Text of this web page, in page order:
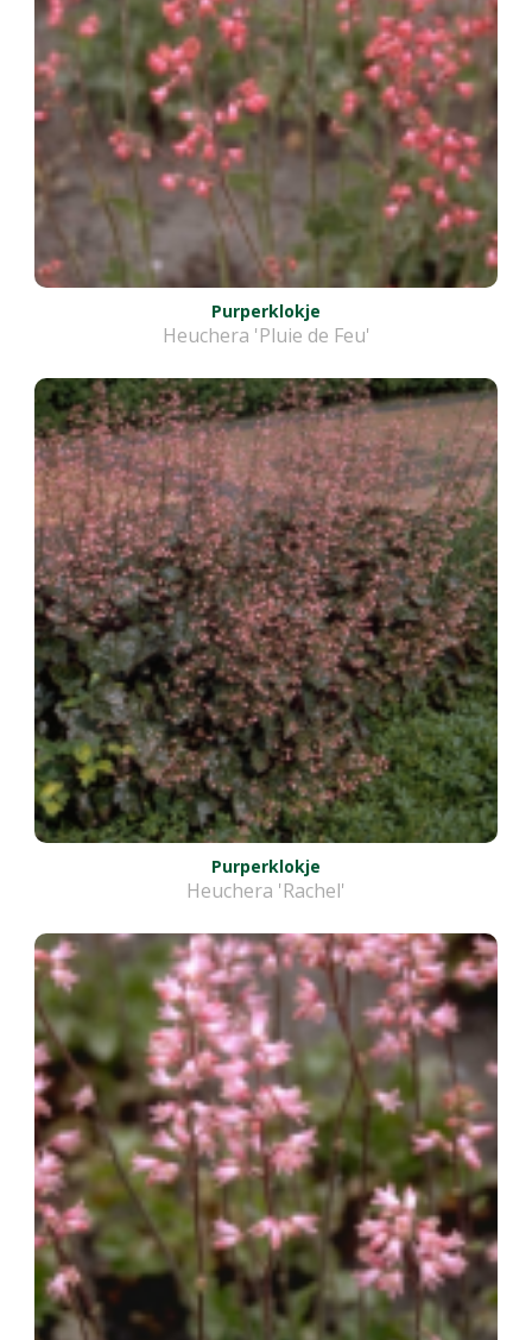
Purperklokje
Heuchera 'Pluie de Feu'
Purperklokje
Heuchera 'Rachel'